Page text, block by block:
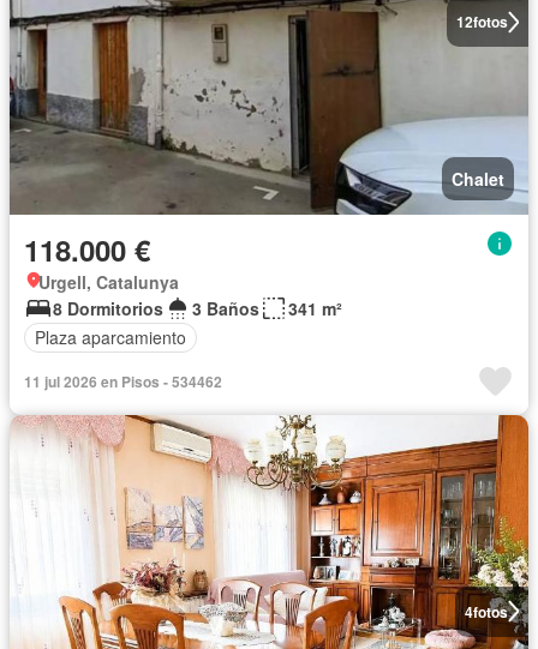
12fotos
Chalet
118.000 €
Urgell, Catalunya
8 Dormitorios
3 Baños
341 m²
Plaza aparcamiento
11 jul 2026 en Pisos - 534462
4fotos